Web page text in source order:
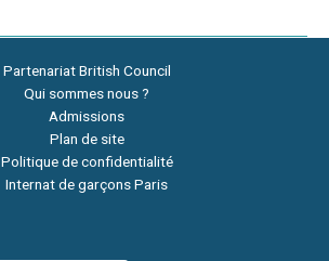
Partenariat British Council
Qui sommes nous ?
Admissions
Plan de site
Politique de confidentialité
Internat de garçons Paris